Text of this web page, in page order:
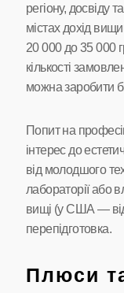
регіону, досвіду
містах дохід
20 000 до 35 000
кількості
можна заробити
Попит на
інтерес до
від молодшого
лабораторії або
вищі (у США — від
перепідготовка.
Плюси